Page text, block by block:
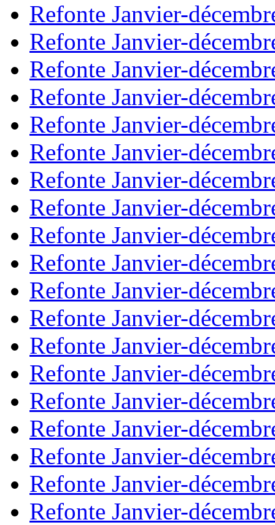
Refonte Janvier-
Refonte Janvier-
Refonte Janvier-
Refonte Janvier-
Refonte Janvier-
Refonte Janvier-
Refonte Janvier-
Refonte Janvier-
Refonte Janvier-
Refonte Janvier-
Refonte Janvier-
Refonte Janvier-
Refonte Janvier-
Refonte Janvier-
Refonte Janvier-
Refonte Janvier-
Refonte Janvier-
Refonte Janvier-
Refonte Janvier-